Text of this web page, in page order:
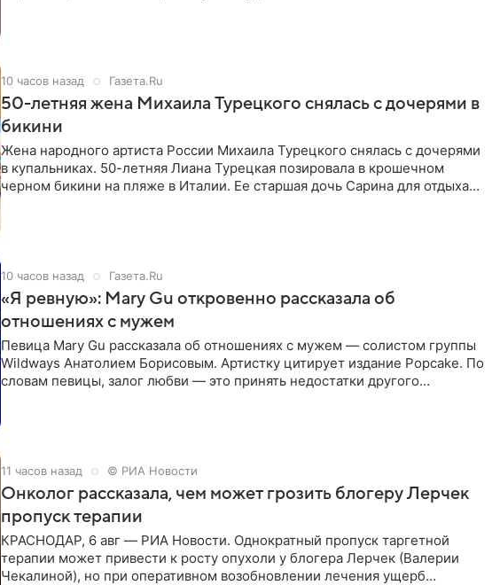
10 часов назад Газета.Ru
50-летняя жена Михаила Турецкого снялась с дочерями в
бикини
Жена народного артиста России Михаила Турецкого снялась с дочерями
в купальниках. 50-летняя Лиана Турецкая позировала в крошечном
черном бикини на пляже в Италии. Ее старшая дочь Сарина для отдыха
10 часов назад Газета.Ru
«Я ревную»: Mary Gu откровенно рассказала об
отношениях с мужем
Певица Mary Gu рассказала об отношениях с мужем — солистом группы
Wildways Анатолием Борисовым. Артистку цитирует издание Popcake. По
словам певицы, залог любви — это принять недостатки другого
11 часов назад © РИА Новости
Онколог рассказала, чем может грозить блогеру Лерчек
пропуск терапии
КРАСНОДАР, 6 авг — РИА Новости. Однократный пропуск таргетной
терапии может привести к росту опухоли у блогера Лерчек (Валерии
Чекалиной), но при оперативном возобновлении лечения ущерб